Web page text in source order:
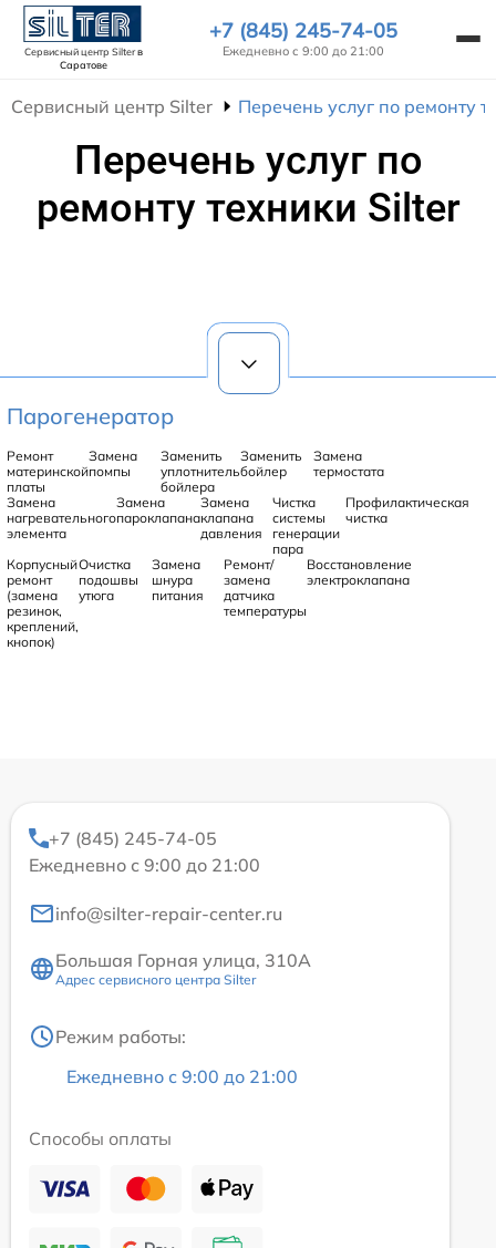
Сервисный центр Silterв
Саратове
+7 (845) 245-74-05
Ежедневно с 9:00 до 21:00
Сервисный центр Silter Перечень услуг по ремонту
Перечень услуг по
ремонту техники Silter
Парогенератор
Ремонт
материнской
платы
Замена
помпы
Заменить
уплотнитель
бойлера
Заменить
бойлер
Замена
термостата
Замена
нагревательного
элемента
Замена
пароклапана
Замена
клапана
давления
Чистка
системы
генерации
пара
Профилактическая
чистка
Корпусный
ремонт
(замена
резинок,
креплений,
кнопок)
Очистка
подошвы
утюга
Замена
шнура
питания
Ремонт/
замена
датчика
температуры
Восстановление
электроклапана
+7 (845) 245-74-05
Ежедневно с 9:00 до 21:00
info@silter-repair-center.ru
Большая Горная улица, 310А
Адрес сервисного центра Silter
Режим работы:
Ежедневно с 9:00 до 21:00
Способы оплаты